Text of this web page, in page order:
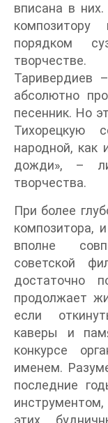
вписана в
порядком
Таривердиев
абсолютно
песенник. Но
Тихорецкую
народной, как
дожди», –
творчества.
При более
композитора,
вполне
советской
достаточно
продолжает
если
каверы и
конкурсе
именем.
последние